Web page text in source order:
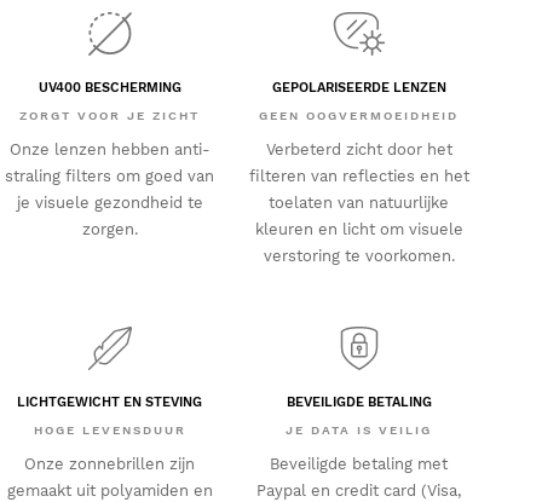
UV400 BESCHERMING
ZORGT VOOR JE ZICHT
Onze lenzen hebben anti-
straling filters om goed van
je visuele gezondheid te
zorgen.
GEPOLARISEERDE LENZEN
GEEN OOGVERMOEIDHEID
Verbeterd zicht door het
filteren van reflecties en het
toelaten van natuurlijke
kleuren en licht om visuele
verstoring te voorkomen.
LICHTGEWICHT EN STEVING
HOGE LEVENSDUUR
Onze zonnebrillen zijn
gemaakt uit polyamiden en
BEVEILIGDE BETALING
JE DATA IS VEILIG
Beveiligde betaling met
Paypal en credit card (Visa,